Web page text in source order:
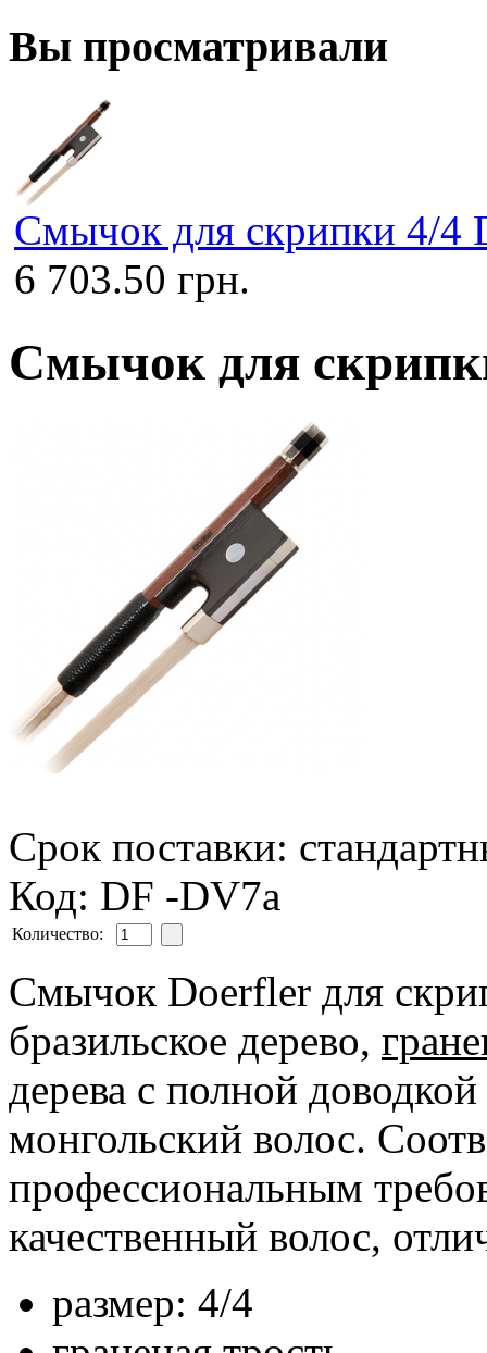
Вы просматривали
Смычок для скрипки 4/4
6 703.50 грн.
Смычок для
Срок поставки:
Код: DF -DV7a
Количество:
Смычок Doerfler для
бразильское дерево,
дерева с полной
монгольский волос.
профессиональным
качественный волос,
размер: 4/4